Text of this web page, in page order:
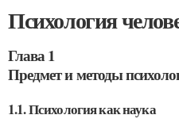
Психология
Глава 1
Предмет и методы
1.1. Психология как наука